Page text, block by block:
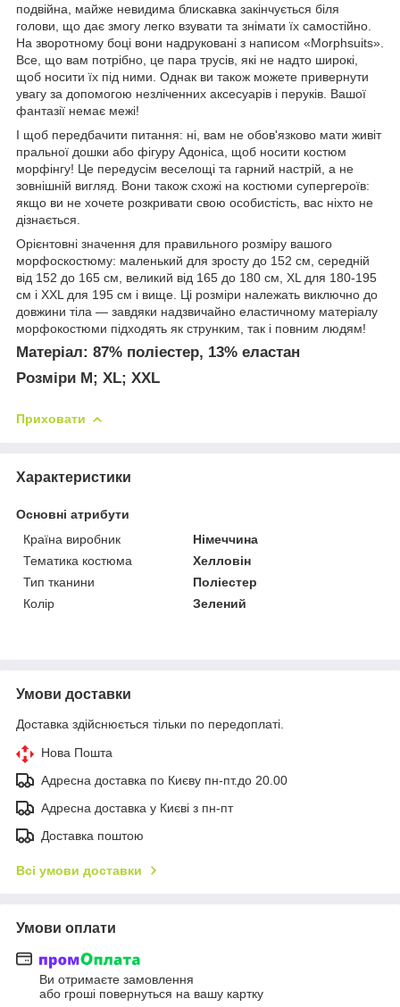
подвійна, майже невидима блискавка закінчується біля
голови, що дає змогу легко взувати та знімати їх самостійно.
На зворотному боці вони надруковані з написом «Morphsuits».
Все, що вам потрібно, це пара трусів, які не надто широкі,
щоб носити їх під ними. Однак ви також можете привернути
увагу за допомогою незліченних аксесуарів і перуків. Вашої
фантазії немає межі!
І щоб передбачити питання: ні, вам не обов'язково мати живіт
пральної дошки або фігуру Адоніса, щоб носити костюм
морфінгу! Це передусім веселощі та гарний настрій, а не
зовнішній вигляд. Вони також схожі на костюми супергероїв:
якщо ви не хочете розкривати свою особистість, вас ніхто не
дізнається.
Орієнтовні значення для правильного розміру вашого
морфоскостюму: маленький для зросту до 152 см, середній
від 152 до 165 см, великий від 165 до 180 см, XL для 180-195
см і XXL для 195 см і вище. Ці розміри належать виключно до
довжини тіла — завдяки надзвичайно еластичному матеріалу
морфокостюми підходять як струнким, так і повним людям!
Матеріал: 87% поліестер, 13% еластан
Розміри M; XL; XXL
Приховати
Характеристики
Основні атрибути
Країна виробник
Німеччина
Тематика костюма
Хелловін
Тип тканини
Поліестер
Колір
Зелений
Умови доставки
Доставка здійснюється тільки по передоплаті.
Нова Пошта
Адресна доставка по Києву пн-пт.до 20.00
Адресна доставка у Києві з пн-пт
Доставка поштою
Всі умови доставки
Умови оплати
Ви отримаєте замовлення
або гроші повернуться на вашу картку